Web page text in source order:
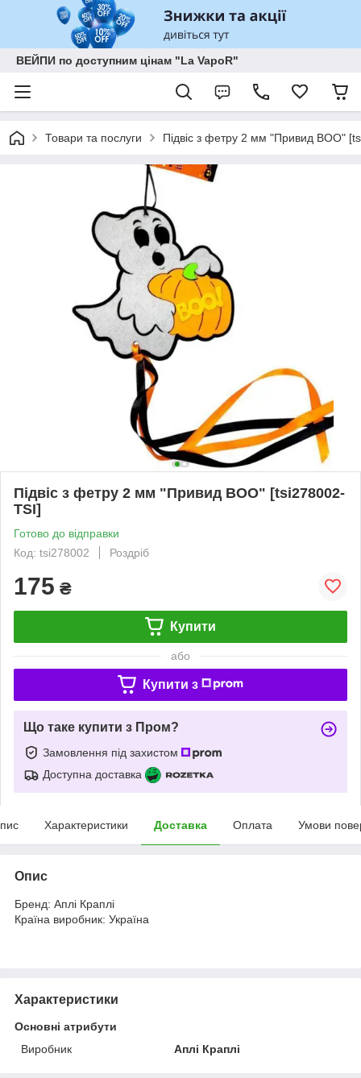
ВЕЙПИ по доступним цінам "La VapoR"
Товари та послуги Підвіс з фетру 2 мм "Привид BOO"
Підвіс з фетру 2 мм "Привид BOO" [tsi278002-
TSI]
Готово до відправки
Код: tsi278002
Роздріб
175 ₴
Купити
або
Купити з
Що таке купити з Пром?
Замовлення під захистом
Доступна доставка
Характеристики Доставка Оплата Умови
Опис
Бренд: Аплі Краплі
Країна виробник: Україна
Характеристики
Основні атрибути
Виробник
Аплі Краплі